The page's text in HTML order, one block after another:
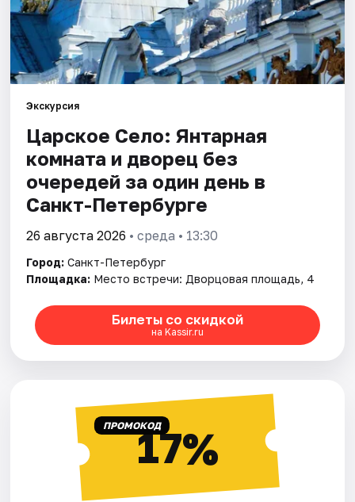
Экскурсия
Царское Село: Янтарная
комната и дворец без
очередей за один день в
Санкт-Петербурге
26 августа 2026 • среда • 13:30
Город: Санкт-Петербург
Площадка: Место встречи: Дворцовая площадь, 4
Билеты со скидкой
на Kassir.ru
ПРОМОКОД17%